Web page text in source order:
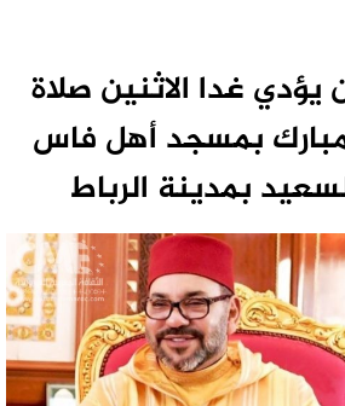
يؤدي غدا الاثنين صلاة
بمسجد أهل فاس
بمدينة الرباط